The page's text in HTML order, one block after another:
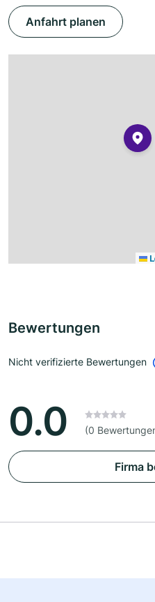
Anfahrt planen
Bewertungen
Nicht verifizierte Bewertungen
0.0 (0
Firma